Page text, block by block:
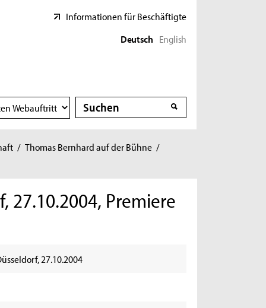
Informationen für Beschäftigte
Deutsch English
Suche
Suche
/ Thomas Bernhard auf der Bühne /
27.10.2004, Premiere
27.10.2004